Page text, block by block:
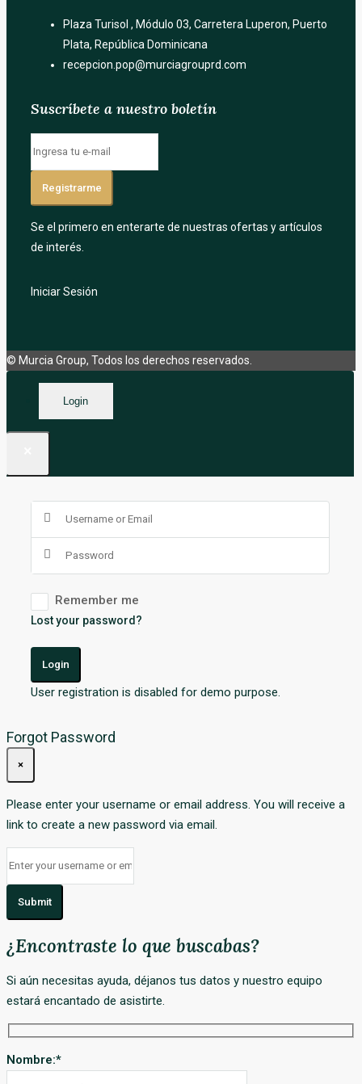
Plaza Turisol , Módulo 03, Carretera Luperon, Puerto
Plata, República Dominicana
recepcion.pop@murciagrouprd.com
Suscríbete a nuestro boletín
Registrarme
Se el primero en enterarte de nuestras ofertas y artículos
de interés.
Iniciar Sesión
© Murcia Group, Todos los derechos reservados.
Login
Remember me
Lost your password?
Login
User registration is disabled for demo purpose.
Forgot Password
×
Please enter your username or email address. You will receive a
link to create a new password via email.
Submit
¿Encontraste lo que buscabas?
Si aún necesitas ayuda, déjanos tus datos y nuestro equipo
estará encantado de asistirte.
Nombre:*